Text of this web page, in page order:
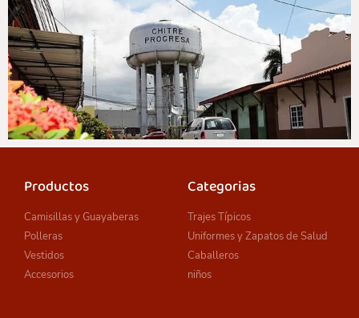
Productos
Camisillas y Guayaberas
Polleras
Vestidos
Accesorios
Categorias
Trajes Típicos
Uniformes y Zapatos de Salud
Caballeros
niños